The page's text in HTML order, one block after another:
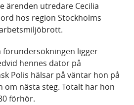
ärenden utredare Cecilia
hos region Stockholms
förundersökningen ligger
hennes dator på
Polis hälsar på väntar hon på
om nästa steg. Totalt har hon
förhör.